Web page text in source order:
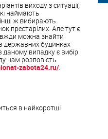
виходу з ситуації,
наймають
ж вибирають
престарілих. Але тут є
можна знайти
державних будинках
випадку є вибір
нам розповість
zabota24.ru/.
в найкоротші